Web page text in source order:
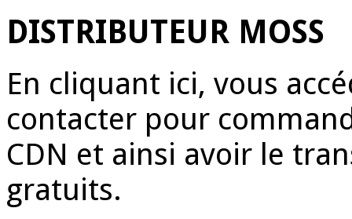
DISTRIBUTEUR MOSS
En cliquant ici, vous
contacter pour
CDN et ainsi avoir le
gratuits.